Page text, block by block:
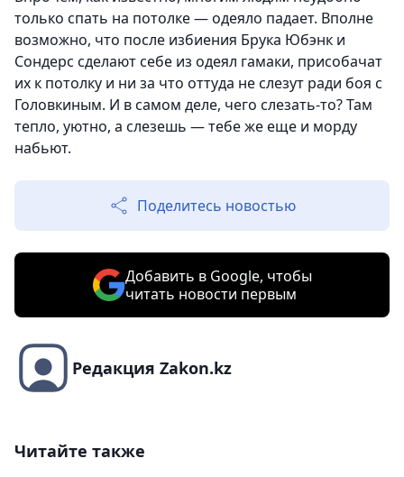
только спать на потолке — одеяло падает. Вполне
возможно, что после избиения Брука Юбэнк и
Сондерс сделают себе из одеял гамаки, присобачат
их к потолку и ни за что оттуда не слезут ради боя с
Головкиным. И в самом деле, чего слезать-то? Там
тепло, уютно, а слезешь — тебе же еще и морду
набьют.
Поделитесь новостью
Добавить в Google, чтобы
читать новости первым
Редакция Zakon.kz
Читайте также